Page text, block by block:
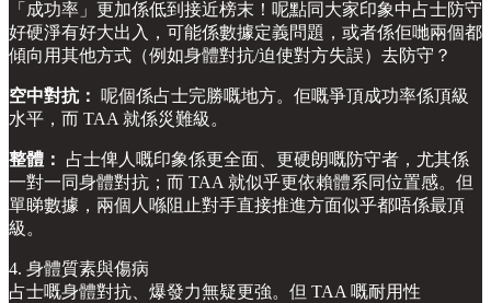
「成功率」更加係低到接近榜末！呢點同大家印象中占士防守
好硬淨有好大出入，可能係數據定義問題，或者係佢哋兩個都
傾向用其他方式（例如身體對抗/迫使對方失誤）去防守？
空中對抗：
呢個係占士完勝嘅地方。佢嘅爭頂成功率係頂級
水平，而 TAA 就係災難級。
整體： 占士俾人嘅印象係更全面、更硬朗嘅防守者，尤其係
一對一同身體對抗；而 TAA 就似乎更依賴體系同位置感。但
單睇數據，兩個人喺阻止對手直接推進方面似乎都唔係最頂
級。
4. 身體質素與傷病
占士嘅身體對抗、爆發力無疑更強。但 TAA 嘅耐用性